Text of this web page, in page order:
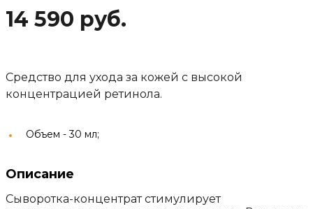
14 590 руб.
Средство для ухода за кожей с высокой
концентрацией ретинола.
Объем -30 мл;
Описание
Сыворотка-концентрат стимулирует